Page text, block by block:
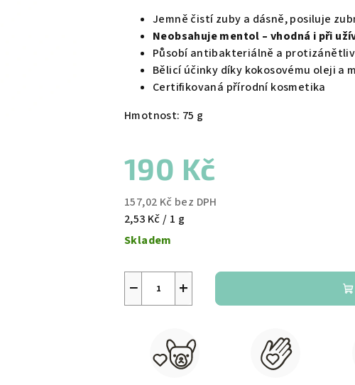
Jemně čistí zuby a dásně, posiluje
Neobsahuje mentol – vhodná i při
Působí antibakteriálně a
Bělicí účinky díky kokosovému oleji a
Certifikovaná přírodní kosmetika
Hmotnost: 75 g
190 Kč
157,02 Kč bez DPH
Měrná
cena:
2,53 Kč / 1 g
Skladem
+
−